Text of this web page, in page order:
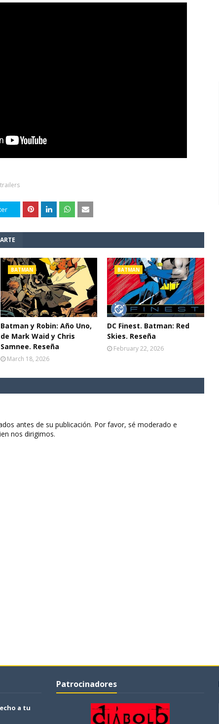
trailers
BATMAN
Batman y Robin: Año Uno,
de Mark Waid y Chris
Samnee. Reseña
March 18, 2026
BATMAN
DC Finest. Batman: Red
Skies. Reseña
February 22, 2026
antes de su publicación. Por favor, sé moderado e
nos dirigimos.
a tu
Patrocinadores